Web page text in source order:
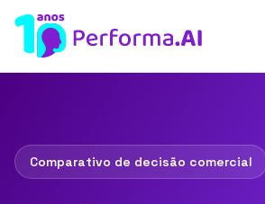
Comparativo de decisão comercial